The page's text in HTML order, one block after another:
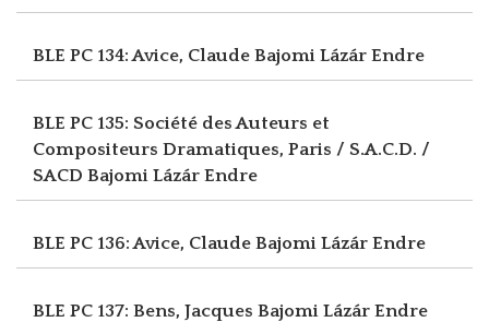
BLE PC 134: Avice, Claude Bajomi Lázár Endre
BLE PC 135: Société des Auteurs et
Compositeurs Dramatiques, Paris / S.A.C.D. /
SACD Bajomi Lázár Endre
BLE PC 136: Avice, Claude Bajomi Lázár Endre
BLE PC 137: Bens, Jacques Bajomi Lázár Endre